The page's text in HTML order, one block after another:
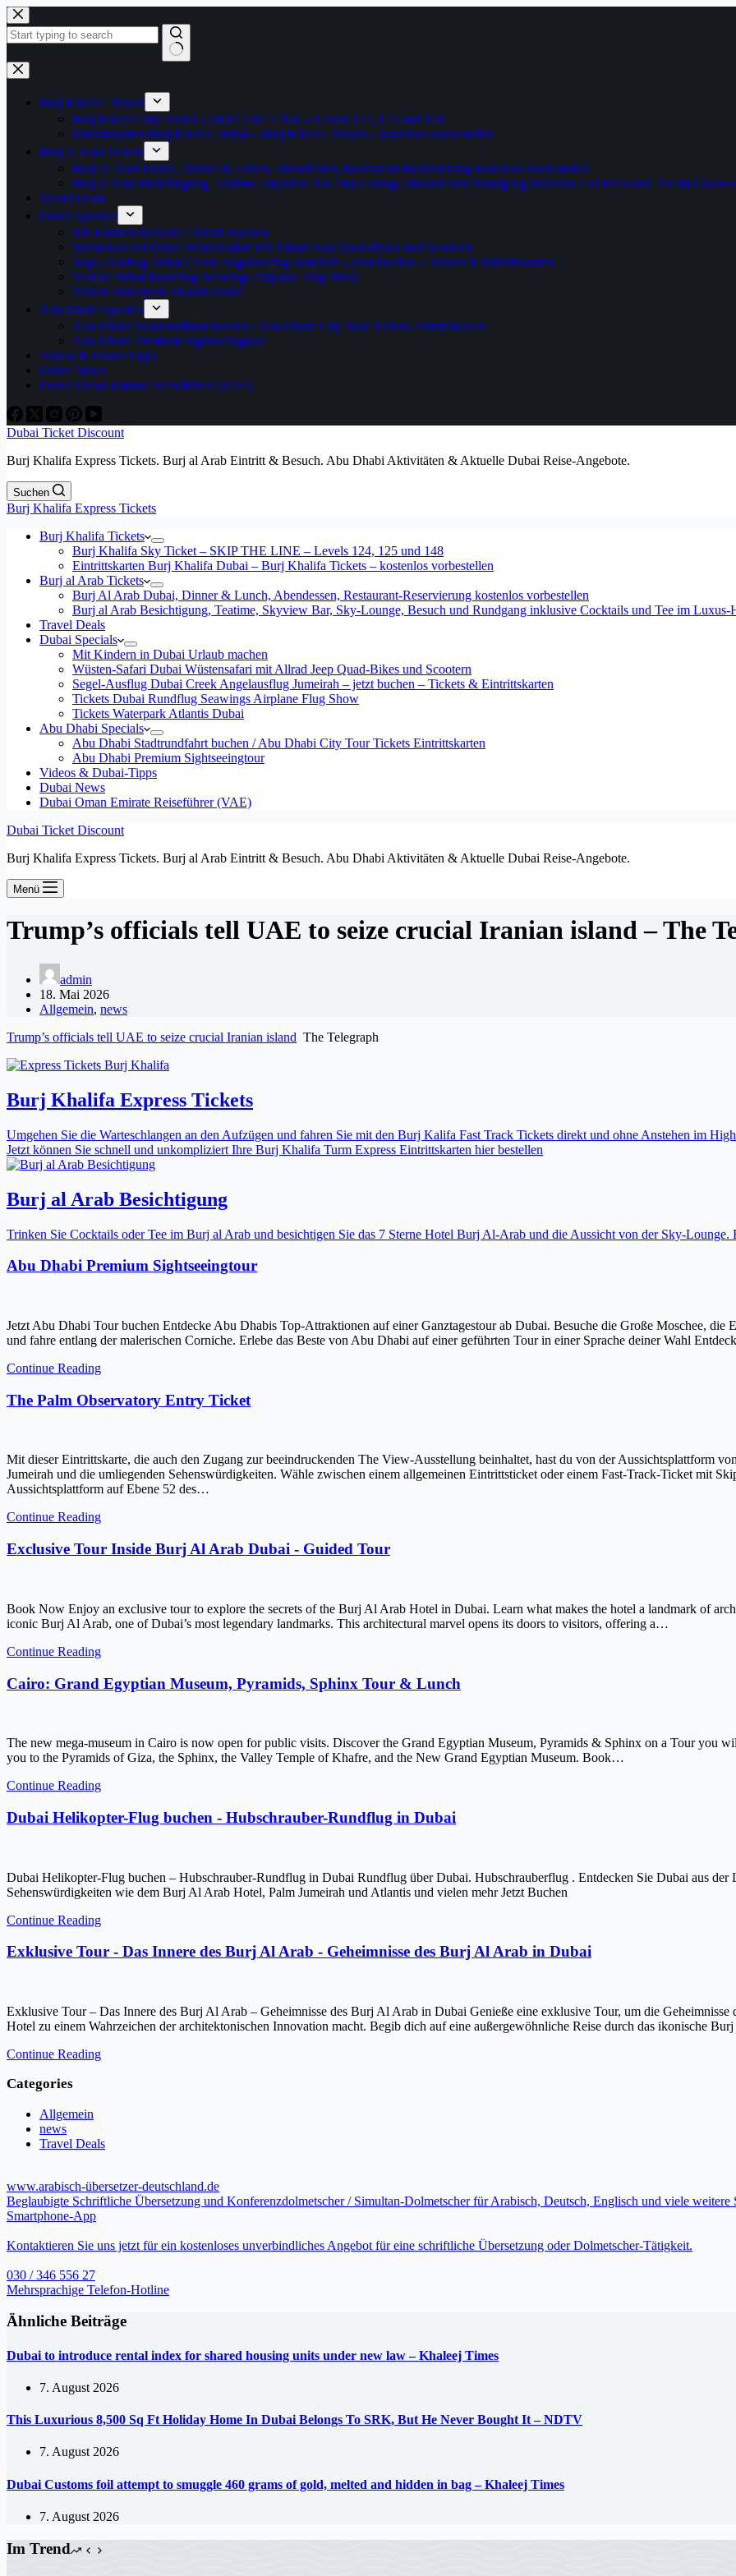
Zum
Inhalt
springen
Keine
Ergebnisse
Burj Khalifa Tickets
Burj Khalifa Sky Ticket – SKIP THE LINE – Levels 124, 125 und 148
Eintrittskarten Burj Khalifa Dubai – Burj Khalifa Tickets – kostenlos vorbestellen
Burj al Arab Tickets
Burj Al Arab Dubai, Dinner & Lunch, Abendessen, Restaurant-Reservierung kostenlos vorbestellen
Burj al Arab Besichtigung, Teatime, Skyview Bar, Sky-Lounge, Besuch und Rundgang inklusive Cocktails und Tee im Luxus-
Travel Deals
Dubai Specials
Mit Kindern in Dubai Urlaub machen
Wüsten-Safari Dubai Wüstensafari mit Allrad Jeep Quad-Bikes und Scootern
Segel-Ausflug Dubai Creek Angelausflug Jumeirah – jetzt buchen – Tickets & Eintrittskarten
Tickets Dubai Rundflug Seawings Airplane Flug Show
Tickets Waterpark Atlantis Dubai
Abu Dhabi Specials
Abu Dhabi Stadtrundfahrt buchen / Abu Dhabi City Tour Tickets Eintrittskarten
Abu Dhabi Premium Sightseeingtour
Videos & Dubai-Tipps
Dubai News
Dubai Oman Emirate Reiseführer (VAE)
Dubai Ticket Discount
Burj Khalifa Express Tickets. Burj al Arab Eintritt & Besuch. Abu Dhabi Aktivitäten & Aktuelle Dubai Reise-Angebote.
Suchen
Burj Khalifa Express Tickets
Burj Khalifa Tickets
Burj Khalifa Sky Ticket – SKIP THE LINE – Levels 124, 125 und 148
Eintrittskarten Burj Khalifa Dubai – Burj Khalifa Tickets – kostenlos vorbestellen
Burj al Arab Tickets
Burj Al Arab Dubai, Dinner & Lunch, Abendessen, Restaurant-Reservierung kostenlos vorbestellen
Burj al Arab Besichtigung, Teatime, Skyview Bar, Sky-Lounge, Besuch und Rundgang inklusive Cocktails und Tee im Luxus-
Travel Deals
Dubai Specials
Mit Kindern in Dubai Urlaub machen
Wüsten-Safari Dubai Wüstensafari mit Allrad Jeep Quad-Bikes und Scootern
Segel-Ausflug Dubai Creek Angelausflug Jumeirah – jetzt buchen – Tickets & Eintrittskarten
Tickets Dubai Rundflug Seawings Airplane Flug Show
Tickets Waterpark Atlantis Dubai
Abu Dhabi Specials
Abu Dhabi Stadtrundfahrt buchen / Abu Dhabi City Tour Tickets Eintrittskarten
Abu Dhabi Premium Sightseeingtour
Videos & Dubai-Tipps
Dubai News
Dubai Oman Emirate Reiseführer (VAE)
Dubai Ticket Discount
Burj Khalifa Express Tickets. Burj al Arab Eintritt & Besuch. Abu Dhabi Aktivitäten & Aktuelle Dubai Reise-Angebote.
Menü
Trump’s officials tell UAE to seize crucial Iranian island – The
admin
18. Mai 2026
Allgemein, news
Trump’s officials tell UAE to seize crucial Iranian island The Telegraph
Burj Khalifa Express Tickets
Umgehen Sie die Warteschlangen an den Aufzügen und fahren Sie mit den Burj Kalifa Fast Track Tickets direkt und ohne Anstehen im
Jetzt können Sie schnell und unkompliziert Ihre Burj Khalifa Turm Express Eintrittskarten hier bestellen
Burj al Arab Besichtigung
Trinken Sie Cocktails oder Tee im Burj al Arab und besichtigen Sie das 7 Sterne Hotel Burj Al-Arab und die Aussicht von der Sky-Lounge.
Abu Dhabi Premium Sightseeingtour
Jetzt Abu Dhabi Tour buchen Entdecke Abu Dhabis Top-Attraktionen auf einer Ganztagestour ab Dubai. Besuche die Große Moschee,
und fahre entlang der malerischen Corniche. Erlebe das Beste von Abu Dhabi auf einer geführten Tour in einer Sprache deiner Wahl
Continue Reading
The Palm Observatory Entry Ticket
Mit dieser Eintrittskarte, die auch den Zugang zur beeindruckenden The View-Ausstellung beinhaltet, hast du von der Aussichtsplattform
Jumeirah und die umliegenden Sehenswürdigkeiten. Wähle zwischen einem allgemeinen Eintrittsticket oder einem Fast-Track-Ticket mit
Aussichtsplattform auf Ebene 52 des…
Continue Reading
Exclusive Tour Inside Burj Al Arab Dubai - Guided Tour
Book Now Enjoy an exclusive tour to explore the secrets of the Burj Al Arab Hotel in Dubai. Learn what makes the hotel a landmark of
iconic Burj Al Arab, one of Dubai’s most legendary landmarks. This architectural marvel opens its doors to visitors, offering a…
Continue Reading
Cairo: Grand Egyptian Museum, Pyramids, Sphinx Tour & Lunch
The new mega-museum in Cairo is now open for public visits. Discover the Grand Egyptian Museum, Pyramids & Sphinx on a Tour you
you to the Pyramids of Giza, the Sphinx, the Valley Temple of Khafre, and the New Grand Egyptian Museum. Book…
Continue Reading
Dubai Helikopter-Flug buchen - Hubschrauber-Rundflug in Dubai
Dubai Helikopter-Flug buchen – Hubschrauber-Rundflug in Dubai Rundflug über Dubai. Hubschrauberflug . Entdecken Sie Dubai aus der
Sehenswürdigkeiten wie dem Burj Al Arab Hotel, Palm Jumeirah und Atlantis und vielen mehr Jetzt Buchen
Continue Reading
Exklusive Tour - Das Innere des Burj Al Arab - Geheimnisse des Burj Al Arab in Dubai
Exklusive Tour – Das Innere des Burj Al Arab – Geheimnisse des Burj Al Arab in Dubai Genieße eine exklusive Tour, um die
Hotel zu einem Wahrzeichen der architektonischen Innovation macht. Begib dich auf eine außergewöhnliche Reise durch das ikonische
Continue Reading
Categories
Allgemein
news
Travel Deals
www.arabisch-übersetzer-deutschland.de
Beglaubigte Schriftliche Übersetzung und Konferenzdolmetscher / Simultan-Dolmetscher für Arabisch, Deutsch, Englisch und viele
Smartphone-App
Kontaktieren Sie uns jetzt für ein kostenloses unverbindliches Angebot für eine schriftliche Übersetzung oder Dolmetscher-Tätigkeit.
030 / 346 556 27
Mehrsprachige Telefon-Hotline
Ähnliche Beiträge
Dubai to introduce rental index for shared housing units under new law – Khaleej Times
7. August 2026
This Luxurious 8,500 Sq Ft Holiday Home In Dubai Belongs To SRK, But He Never Bought It – NDTV
7. August 2026
Dubai Customs foil attempt to smuggle 460 grams of gold, melted and hidden in bag – Khaleej Times
7. August 2026
Im Trend